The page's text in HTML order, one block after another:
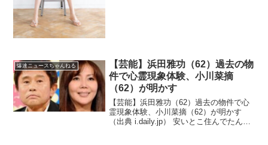
爆速ニュースちゃんねる
【芸能】浜田雅功（62）過去の物
件で心霊現象体験、小川菜摘
（62）が明かす
【芸能】浜田雅功（62）過去の物件で心
霊現象体験、小川菜摘（62）が明かす
（出典 i.daily.jp） 安いとこ住んでたんじ